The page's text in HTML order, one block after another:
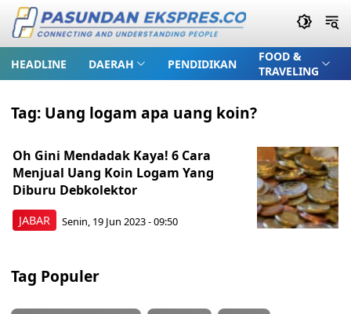
HEADLINE DAERAH PENDIDIKAN
FOOD &
TRAVELING
Tag: Uang logam apa uang koin?
JABAR
Oh Gini Mendadak Kaya! 6 Cara
Menjual Uang Koin Logam Yang
Diburu Debkolektor
Senin, 19 Jun 2023 - 09:50
Tag Populer